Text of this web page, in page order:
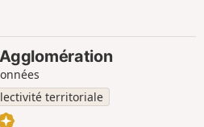
territoriale